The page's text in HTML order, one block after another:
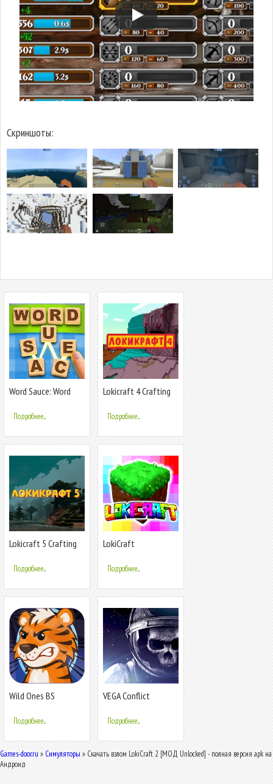
Скриншоты:
Word Sauce: Word
Подробнее...
Lokicraft 4 Crafting
Подробнее...
Lokicraft 5 Crafting
Подробнее...
LokiCraft
Подробнее...
Wild Ones BS
Подробнее...
VEGA Conflict
Подробнее...
Games-door.ru » Симуляторы » Скачать взлом LokiCraft 2 [МОД Unlocked] - полная версия apk на
Андроид